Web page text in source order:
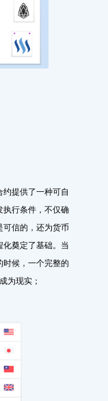
提供了一种可自
执行条件，不仅确
可信的，还为货币
化奠定了基础。当
时候，一个完整的
为现实；